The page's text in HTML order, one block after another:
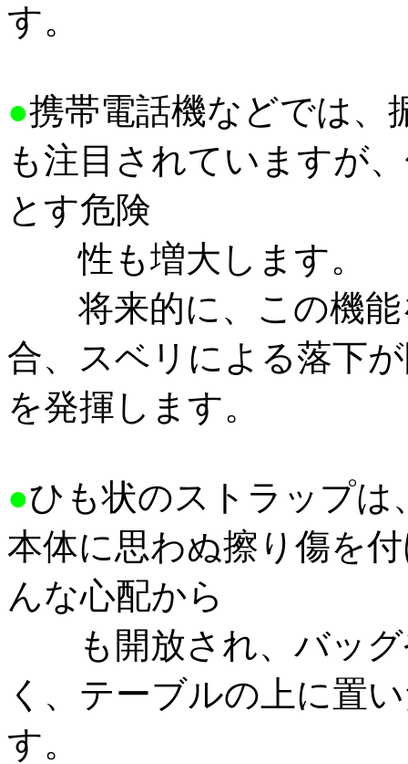
す。
●携帯電話機などでは、
も注目されていますが
とす危険
性も増大します。
将来的に、この機能
合、スベリによる落下
を発揮します。
●ひも状のストラップ
本体に思わぬ擦り傷を
んな心配から
も 開放され、バッ
く、テーブルの上に置
す。